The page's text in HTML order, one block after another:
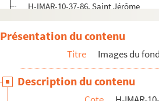
H-IMAR-10-37-86. Saint Jérôme
Saint Jean Berchmans
Présentation du contenu
Titre Images du
Description du contenu